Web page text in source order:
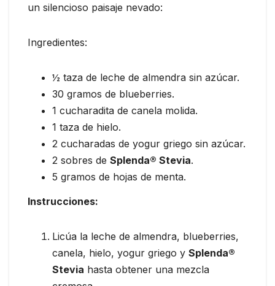
un silencioso paisaje nevado:
Ingredientes:
½ taza de leche de almendra sin azúcar.
30 gramos de blueberries.
1 cucharadita de canela molida.
1 taza de hielo.
2 cucharadas de yogur griego sin azúcar.
2 sobres de Splenda® Stevia.
5 gramos de hojas de menta.
Instrucciones:
Licúa la leche de almendra, blueberries,
canela, hielo, yogur griego y Splenda®
Stevia hasta obtener una mezcla